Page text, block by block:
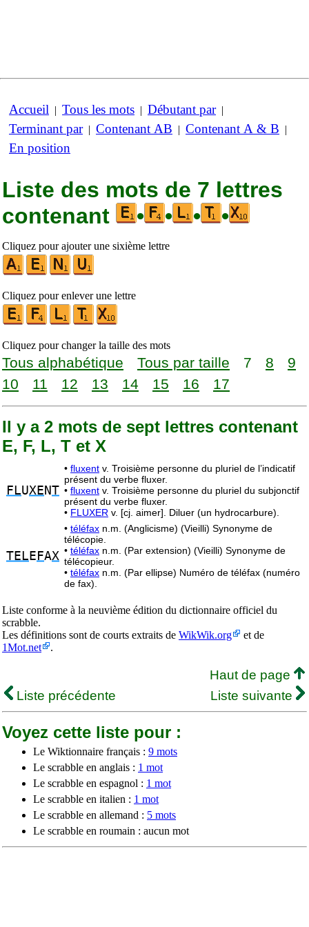
Accueil | Tous les mots | Débutant par|
Terminant par| Contenant AB | Contenant A & B |
En position
Liste des mots de 7 lettres
contenant
• • • •
Cliquez pour ajouter une sixième lettre
Cliquez pour enlever une lettre
Cliquez pour changer la taille des mots
Tous alphabétique Tous par taille 7 8
9
10
11 12 13 14 15 16 17
Il y a 2 mots de sept lettres contenant
E, F, L, T et X
FLUXE NT
• fluxent v. Troisième personne du pluriel de l’indicatif
présent du verbe fluxer.
• fluxent v. Troisième personne du pluriel du subjonctif
présent du verbe fluxer.
• FLUXER v. [cj. aimer]. Diluer (un hydrocarbure).
TEL E FAX
• téléfax n.m. (Anglicisme) (Vieilli) Synonyme de
télécopie.
• téléfax n.m. (Par extension) (Vieilli) Synonyme de
télécopieur.
• téléfax n.m. (Par ellipse) Numéro de téléfax (numéro
de fax).
Liste conforme à la neuvième édition du dictionnaire officiel du
scrabble.
Les définitions sont de courts extraits de WikWik.org
et de
1Mot.net
.
Haut de page
Liste précédente
Liste suivante
Voyez cette liste pour :
Le Wiktionnaire français : 9 mots
Le scrabble en anglais : 1 mot
Le scrabble en espagnol : 1 mot
Le scrabble en italien : 1 mot
Le scrabble en allemand : 5 mots
Le scrabble en roumain : aucun mot